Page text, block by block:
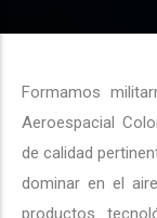
Formamos
Aeroespacial
de calidad
dominar en el
productos